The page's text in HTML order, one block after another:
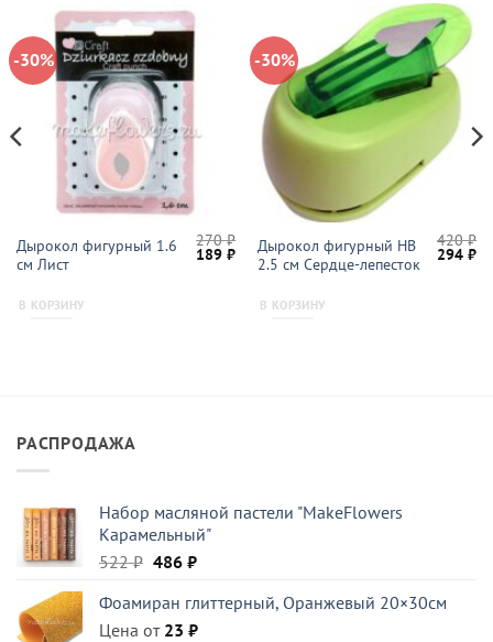
-30%
Дырокол фигурный 1.6
см Лист
270₽
Первоначальная
189₽Текущая
цена:
В КОРЗИНУ
-30%
Дырокол фигурный HB
2.5 см Cердце-лепесток
420₽
294₽
В КОРЗИНУ
РАСПРОДАЖА
Набор масляной пастели "MakeFlowers
Карамельный"
522₽ Первоначальная
составляла
522 ₽.
486 ₽Текущая
486 ₽.
Фоамиран глиттерный, Оранжевый 20×30см
Цена от 23 ₽